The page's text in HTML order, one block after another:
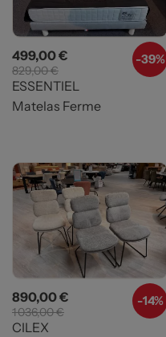
-39%
Prix
499,00 € Prix de base
829,00 €
ESSENTIEL
Matelas Ferme
-14%
Prix
890,00 € Prix de base
1 036,00 €
CILEX